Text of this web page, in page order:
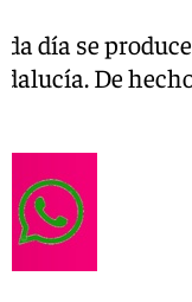
día se
De